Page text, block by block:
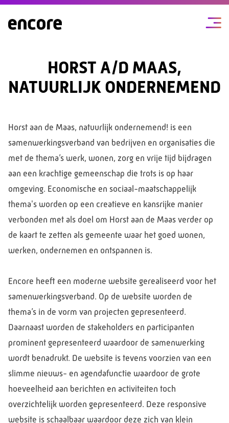
HORST A/D MAAS,
NATUURLIJK ONDERNEMEND
Horst aan de Maas, natuurlijk ondernemend! is een
samenwerkingsverband van bedrijven en organisaties die
met de thema’s werk, wonen, zorg en vrije tijd bijdragen
aan een krachtige gemeenschap die trots is op haar
omgeving. Economische en sociaal-maatschappelijk
thema's worden op een creatieve en kansrijke manier
verbonden met als doel om Horst aan de Maas verder op
de kaart te zetten als gemeente waar het goed wonen,
werken, ondernemen en ontspannen is.
Encore heeft een moderne website gerealiseerd voor het
samenwerkingsverband. Op de website worden de
thema’s in de vorm van projecten gepresenteerd.
Daarnaast worden de stakeholders en participanten
prominent gepresenteerd waardoor de samenwerking
wordt benadrukt. De website is tevens voorzien van een
slimme nieuws- en agendafunctie waardoor de grote
hoeveelheid aan berichten en activiteiten toch
overzichtelijk worden gepresenteerd. Deze responsive
website is schaalbaar waardoor deze zich van klein